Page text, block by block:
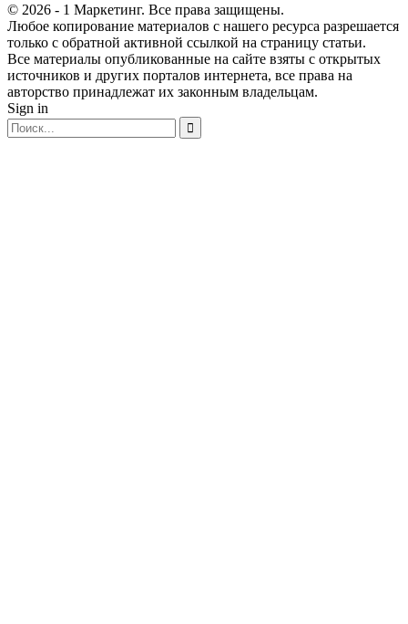
© 2026 - 1 Маркетинг. Все права защищены.
Любое копирование материалов с нашего ресурса разрешается
только с обратной активной ссылкой на страницу статьи.
Все материалы опубликованные на сайте взяты с открытых
источников и других порталов интернета, все права на
авторство принадлежат их законным владельцам.
Sign in